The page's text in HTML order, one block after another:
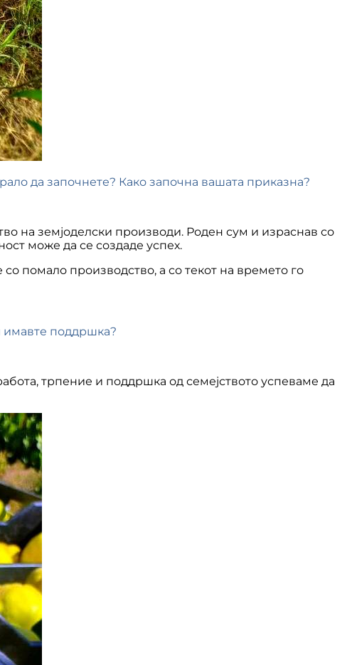
да започнете? Како започна вашата приказна?
на земјоделски производи. Роден сум и израснав со
може да се создаде успех.
помало производство, а со текот на времето го
имавте поддршка?
трпение и поддршка од семејството успеваме да